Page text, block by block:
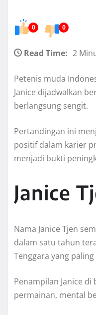
0 0
Read Time: 2
Petenis muda
Janice dijadwalkan
berlangsung sengit.
Pertandingan ini
positif dalam karier
menjadi bukti
Janice
Nama Janice Tjen
dalam satu tahun
Tenggara yang
Penampilan Janice
permainan, mental